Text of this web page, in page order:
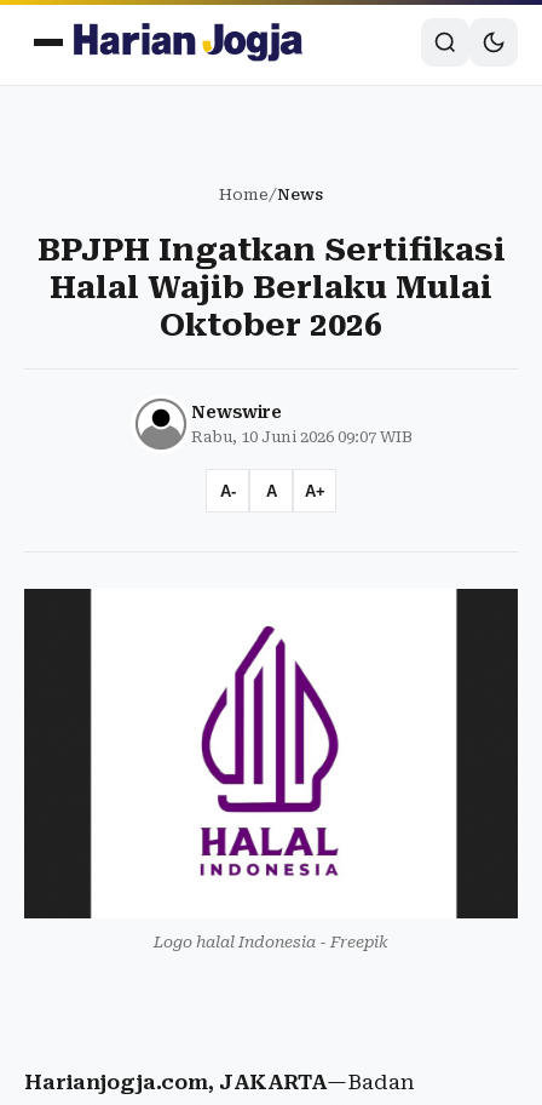
Home/News
BPJPH Ingatkan Sertifikasi
Halal Wajib Berlaku Mulai
Oktober 2026
Newswire
Rabu, 10 Juni 2026 09:07 WIB
A- A A+
Logo halal Indonesia - Freepik
Harianjogja.com, JAKARTA—Badan